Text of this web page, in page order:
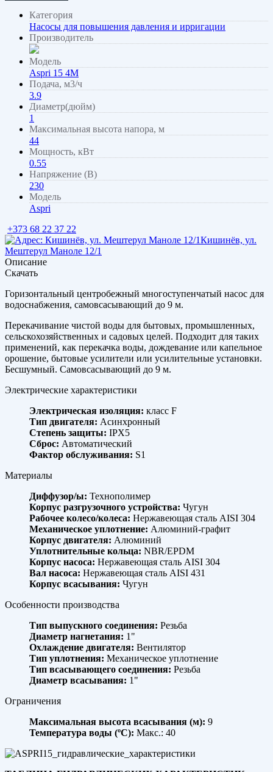
Категория
Насосы для повышения давления и ирригации
Производитель
Модель
Aspri 15 4M
Подача, м3/ч
3.9
Диаметр(дюйм)
1
Максимальная высота напора, м
44
Мощность, кВт
0.55
Напряжение (В)
230
Модель
Aspri
+373 68 22 37 22
Кишинёв, ул.
Мештерул Маноле 12/1
Описание
Скачать
Горизонтальный центробежный многоступенчатый насос для
водоснабжения, самовсасывающий до 9 м.
Перекачивание чистой воды для бытовых, промышленных,
сельскохозяйственных и садовых целей. Подходит для таких
применений, как перекачка воды, дождевание или капельное
орошение, бытовые усилители или усилительные установки.
Бесшумный. Самовсасывающий до 9 м.
Электрические характеристики
Электрическая изоляция: класс F
Тип двигателя: Асинхронный
Степень защиты: IPX5
Сброс: Автоматический
Фактор обслуживания: S1
Материалы
Диффузор/ы: Технополимер
Корпус разгрузочного устройства: Чугун
Рабочее колесо/колеса: Нержавеющая сталь AISI 304
Механическое уплотнение: Алюминий-графит
Корпус двигателя: Алюминий
Уплотнительные кольца: NBR/EPDM
Корпус насоса: Нержавеющая сталь AISI 304
Вал насоса: Нержавеющая сталь AISI 431
Корпус всасывания: Чугун
Особенности производства
Тип выпускного соединения: Резьба
Диаметр нагнетания: 1"
Охлаждение двигателя: Вентилятор
Тип уплотнения: Механическое уплотнение
Тип всасывающего соединения: Резьба
Диаметр всасывания: 1"
Ограничения
Максимальная высота всасывания (м): 9
Температура воды (ºC): Макс.: 40